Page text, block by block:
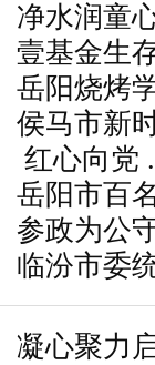
邻“出摊办
净水润童
净水计划
壹基金生
救，提高
岳阳烧烤
侯马市新
线执勤交警
红心向党
走进彭真
岳阳市百
美学升级
参政为公
赴北西庄
临汾市委
题教育和
凝心聚力